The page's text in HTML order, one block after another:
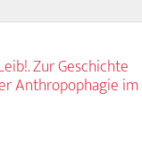
Zur Geschichte
Anthropophagie im